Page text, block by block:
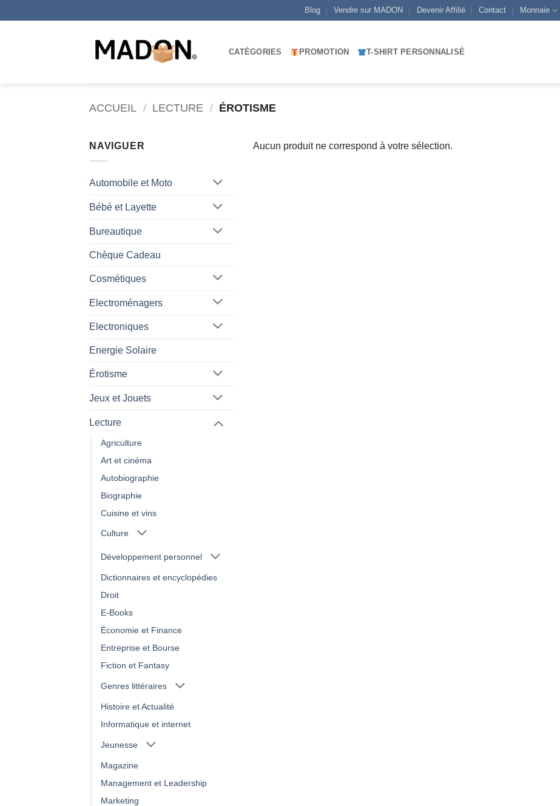
au
Blog Vendre sur MADON Devenir Affilié Contact Monnaie
CATÉGORIES PROMOTION T-SHIRT PERSONNALISÉ
ACCUEIL / LECTURE / ÉROTISME
NAVIGUER
Automobile et Moto
Bébé et Layette
Bureautique
Chèque Cadeau
Cosmétiques
Electroménagers
Electroniques
Energie Solaire
Érotisme
Jeux et Jouets
Lecture
Agriculture
Art et cinéma
Autobiographie
Biographie
Cuisine et vins
Culture
Développement personnel
Dictionnaires et encyclopédies
Droit
E-Books
Économie et Finance
Entreprise et Bourse
Fiction et Fantasy
Genres littéraires
Histoire et Actualité
Informatique et internet
Jeunesse
Magazine
Management et Leadership
Marketing
Aucun produit ne correspond à votre sélection.